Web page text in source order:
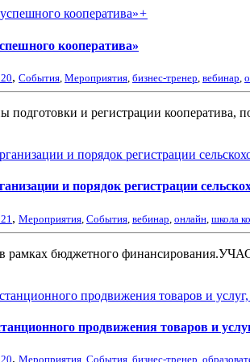
+
кооператива»
, События, Мероприятия, бизнес-тренер, вебинар,
подготовки и регистрации
и порядок регистрации
, Мероприятия События вебинар онлайн школа
рамках бюджетного
продвижения товаров и
, Мероприятия, События, бизнес-тренер,